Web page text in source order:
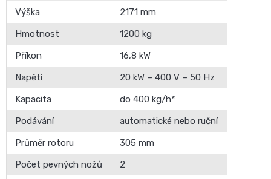
Výška
2171 mm
Hmotnost
1200 kg
Příkon
16,8 kW
Napětí
20 kW – 400 V – 50 Hz
Kapacita
do 400 kg/h*
Podávání
automatické nebo ruční
Průměr rotoru
305 mm
Počet pevných nožů
2